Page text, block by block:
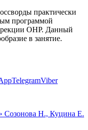
практически
программой
ОНР. Данный
в занятие.
TelegramViber
Созонова Н., Куцина Е.